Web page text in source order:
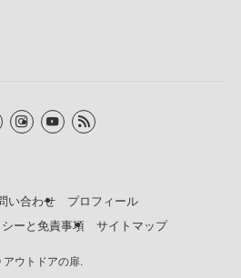
い合わせ
プロフィール
ーと免責事項
サイトマップ
アウトドアの扉.